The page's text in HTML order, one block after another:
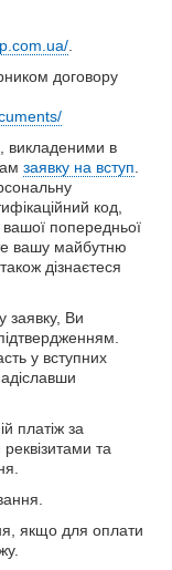
договору
викладеними в
заявку на вступ
код,
попередньої
вашу майбутню
дізнаєтеся
заявку, Ви
у вступних
платіж за
та
якщо для оплати